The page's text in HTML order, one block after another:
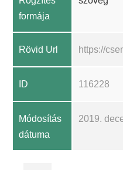
formája
Rövid Url https://
ID 116228
Módosítás
dátuma
2019.